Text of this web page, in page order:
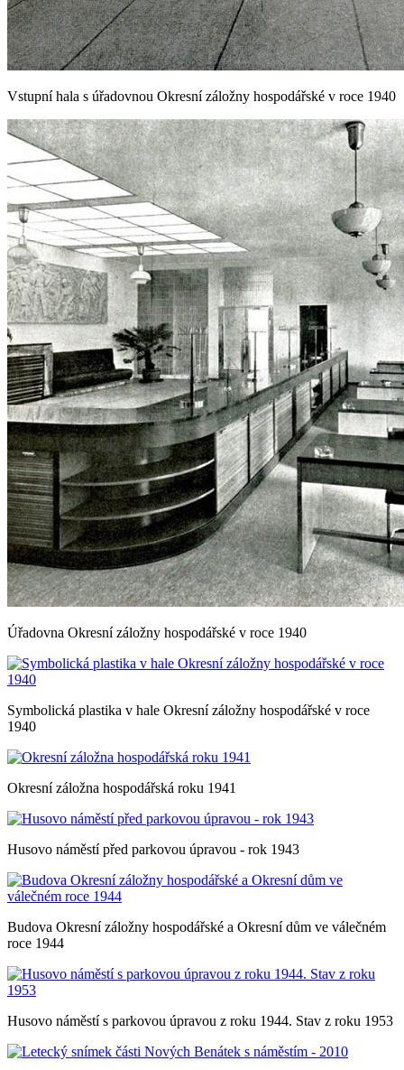
Vstupní hala s úřadovnou Okresní záložny hospodářské v roce 1940
Úřadovna Okresní záložny hospodářské v roce 1940
Symbolická plastika v hale Okresní záložny hospodářské v roce
1940
Okresní záložna hospodářská roku 1941
Husovo náměstí před parkovou úpravou - rok 1943
Budova Okresní záložny hospodářské a Okresní dům ve válečném
roce 1944
Husovo náměstí s parkovou úpravou z roku 1944. Stav z roku 1953